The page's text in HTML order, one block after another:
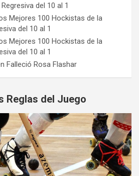
del 10 al 1
Mejores 100 Hockistas de la
del 10 al 1
Mejores 100 Hockistas de la
del 10 al 1
Falleció Rosa Flashar
Reglas del Juego